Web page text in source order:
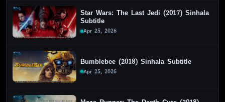
Star Wars: The Last Jedi (2017) Sinhala
Subtitle
Apr 25, 2026
Bumblebee (2018) Sinhala Subtitle
Apr 25, 2026